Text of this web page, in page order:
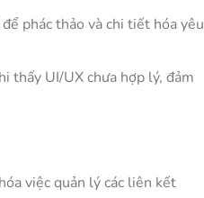
phác thảo và chi tiết hóa yêu
thấy UI/UX chưa hợp lý, đảm
việc quản lý các liên kết